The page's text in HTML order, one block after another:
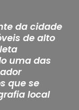
da cidade
de alto
uma das
que se
local